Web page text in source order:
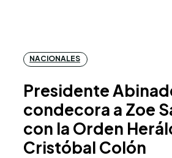
NACIONALES
Presidente
condecora a Zoe
con la Orden
Cristóbal Colón